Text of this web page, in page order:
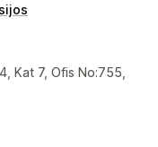
Kat 7, Ofis No:755,